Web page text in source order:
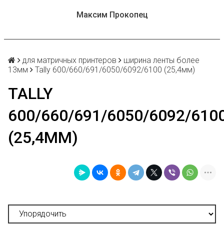
Максим Прокопец
для матричных принтеров
ширина ленты более
13мм
Tally 600/660/691/6050/6092/6100 (25,4мм)
TALLY
600/660/691/6050/6092/
(25,4ММ)